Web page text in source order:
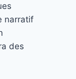
narratif
des